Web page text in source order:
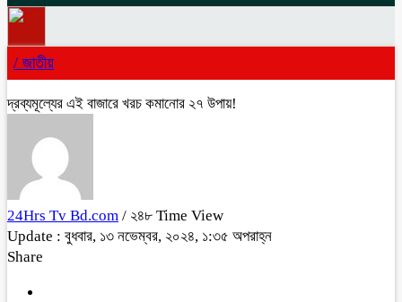
/ জাতীয়
দ্রব্যমূল্যের এই বাজারে খরচ কমানোর ২৭ উপায়!
24Hrs Tv Bd.com / ২৪৮ Time View
Update : বুধবার, ১৩ নভেম্বর, ২০২৪, ১:৩৫ অপরাহ্ন
Share